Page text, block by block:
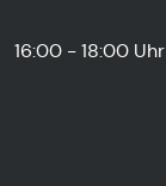
16:00 - 18:00 Uhr